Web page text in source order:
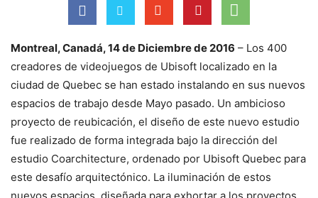
Montreal, Canadá, 14 de Diciembre de 2016 – Los 400
creadores de videojuegos de Ubisoft localizado en la
ciudad de Quebec se han estado instalando en sus nuevos
espacios de trabajo desde Mayo pasado. Un ambicioso
proyecto de reubicación, el diseño de este nuevo estudio
fue realizado de forma integrada bajo la dirección del
estudio Coarchitecture, ordenado por Ubisoft Quebec para
este desafío arquitectónico. La iluminación de estos